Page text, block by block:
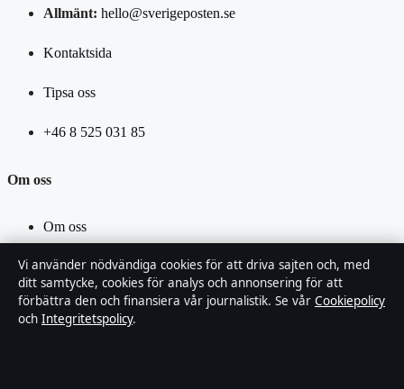
Allmänt: hello@sverigeposten.se
Kontaktsida
Tipsa oss
+46 8 525 031 85
Om oss
Om oss
Redaktionen
Vår historia
Vi använder nödvändiga cookies för att driva sajten och, med
ditt samtycke, cookies för analys och annonsering för att
förbättra den och finansiera vår journalistik. Se vår Cookiepolicy
och Integritetspolicy.